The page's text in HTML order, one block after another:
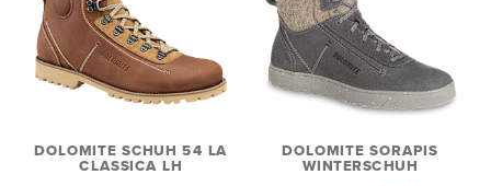
DOLOMITE SCHUH 54 LA
CLASSICA LH
DOLOMITE SORAPIS
WINTERSCHUH